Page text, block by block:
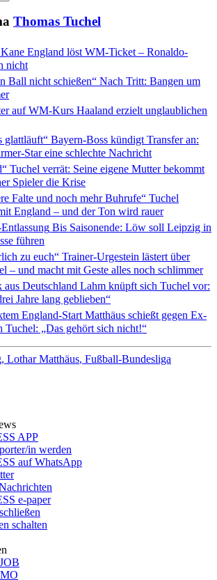
Thomas Tuchel
England löst WM-Ticket – Ronaldo-
nicht
Ball nicht schießen“ Nach Tritt: Bangen um
auf WM-Kurs Haaland erzielt unglaublichen
glattläuft“ Bayern-Boss kündigt Transfer an:
Star eine schlechte Nachricht
Tuchel verrät: Seine eigene Mutter bekommt
Spieler die Krise
Falte und noch mehr Buhrufe“ Tuchel
England – und der Ton wird rauer
Bis Saisonende: Löw soll Leipzig in
führen
zu euch“ Trainer-Urgestein lästert über
– und macht mit Geste alles noch schlimmer
Deutschland Lahm knüpft sich Tuchel vor:
Jahre lang geblieben“
England-Start Matthäus schießt gegen Ex-
Tuchel: „Das gehört sich nicht!“
Lothar Matthäus Fußball-Bundesliga
APP
in werden
auf WhatsApp
e-paper
schalten